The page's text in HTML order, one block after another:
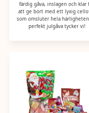
KAN INNEHÅLLA SPÅR AV
LAKRITSKONFEKT 250G
Ingredienser: socker,
gelatin, lakritsextrakt,
spirulina, rödbetsrött,
aromämnen, färgämne
antioxidant (E300).
Näringsvärde per 100g:
4,3g, Varav mättat fett 3,7g,
2,4g, Salt 0,04g
färdig gåva, inslagen och klar
att ge bort med ett lyxig
som omsluter hela
perfekt julgåva tycker vi!